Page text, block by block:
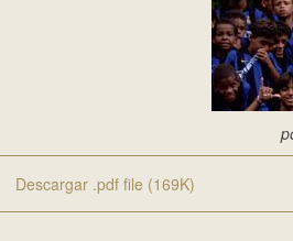
Descargar .pdf file (169K)